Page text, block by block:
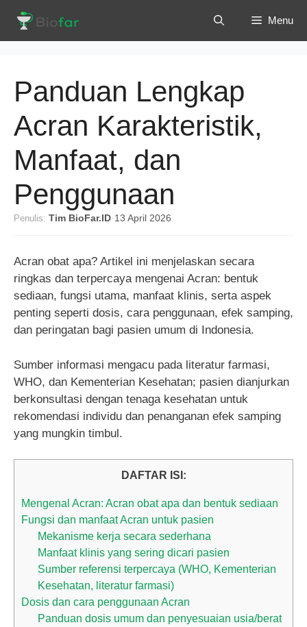
isi
Menu
Panduan Lengkap
Acran Karakteristik,
Manfaat, dan
Penggunaan
Penulis: Tim BioFar.ID· 13 April 2026
Acran obat apa? Artikel ini menjelaskan secara
ringkas dan terpercaya mengenai Acran: bentuk
sediaan, fungsi utama, manfaat klinis, serta aspek
penting seperti dosis, cara penggunaan, efek samping,
dan peringatan bagi pasien umum di Indonesia.
Sumber informasi mengacu pada literatur farmasi,
WHO, dan Kementerian Kesehatan; pasien dianjurkan
berkonsultasi dengan tenaga kesehatan untuk
rekomendasi individu dan penanganan efek samping
yang mungkin timbul.
DAFTAR ISI:
Mengenal Acran: Acran obat apa dan bentuk sediaan
Fungsi dan manfaat Acran untuk pasien
Mekanisme kerja secara sederhana
Manfaat klinis yang sering dicari pasien
Sumber referensi terpercaya (WHO, Kementerian
Kesehatan, literatur farmasi)
Dosis dan cara penggunaan Acran
Panduan dosis umum dan penyesuaian usia/berat